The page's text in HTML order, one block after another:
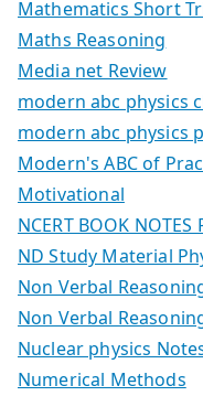
Mathematics Short
Maths Reasoning
Media net Review
modern abc physics
modern abc physics
Modern's ABC of
Motivational
NCERT BOOK NOTES
ND Study Material
Non Verbal
Non Verbal
Nuclear physics
Numerical Methods